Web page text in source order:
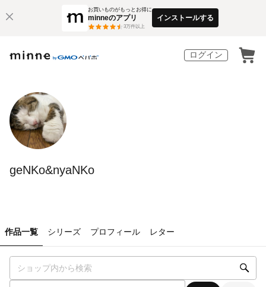
お買いものがもっとお得に
minneのアプリ
3万件以上
インストールする
ログイン
geNKo&nyaNKo
作品一覧 シリーズ プロフィール レター